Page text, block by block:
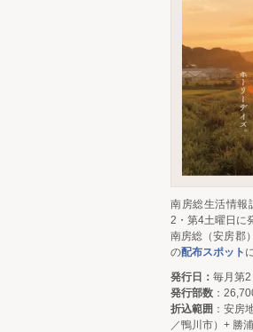
南房総生活情報
2・第4土曜日に
南房総（安房郡
の配布スポット
発行日： 毎月第
発行部数 ：
折込範囲 ：安房
／鴨川市）+ 勝